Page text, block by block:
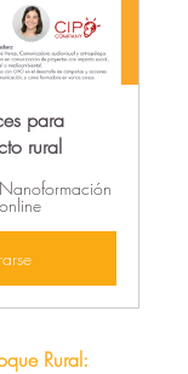
para
rural
Nanoformación
online
Rural: